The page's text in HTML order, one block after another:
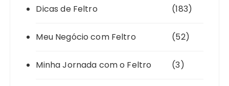
Dicas de Feltro (183)
Meu Negócio com Feltro (52)
Minha Jornada com o Feltro (3)